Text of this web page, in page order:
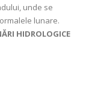
unde se
lunare.
HIDROLOGICE